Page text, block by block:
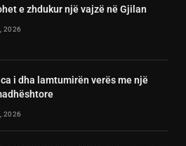
e zhdukur një vajzë në Gjilan
2026
i dha lamtumirën verës me një
2026